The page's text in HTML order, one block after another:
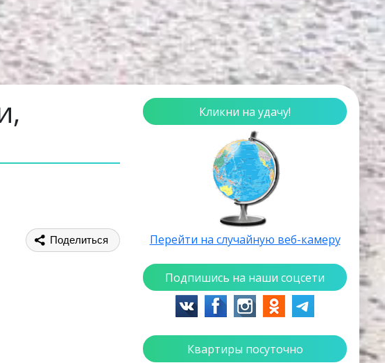
Поделиться
Кликни на удачу!
Перейти на случайную веб-камеру
Подпишись на наши соцсети
Квартиры посуточно